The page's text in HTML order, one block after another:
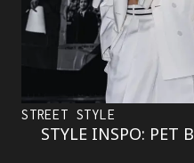
STREET STYLE
STYLE INSPO: PET